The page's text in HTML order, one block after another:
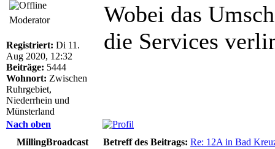
Moderator
Registriert: Di 11.
Aug 2020, 12:32
Beiträge: 5444
Wohnort: Zwischen
Ruhrgebiet,
Niederrhein und
Münsterland
Wobei das
die Services
Nach oben
MillingBroadcast
Betreff des Beitrags: Re: 12A in Bad